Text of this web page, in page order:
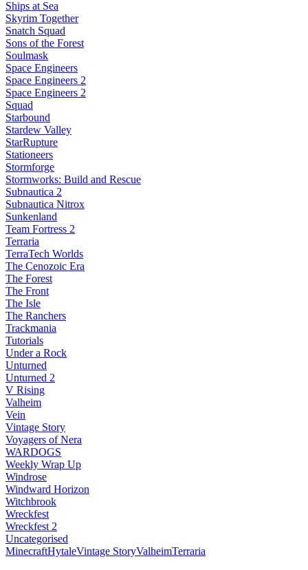
Ships at Sea
Skyrim Together
Snatch Squad
Sons of the Forest
Soulmask
Space Engineers
Space Engineers 2
Space Engineers 2
Squad
Starbound
Stardew Valley
StarRupture
Stationeers
Stormforge
Stormworks: Build and Rescue
Subnautica 2
Subnautica Nitrox
Sunkenland
Team Fortress 2
Terraria
TerraTech Worlds
The Cenozoic Era
The Forest
The Front
The Isle
The Ranchers
Trackmania
Tutorials
Under a Rock
Unturned
Unturned 2
V Rising
Valheim
Vein
Vintage Story
Voyagers of Nera
WARDOGS
Weekly Wrap Up
Windrose
Windward Horizon
Witchbrook
Wreckfest
Wreckfest 2
Uncategorised
MinecraftHytaleVintage StoryValheimTerraria